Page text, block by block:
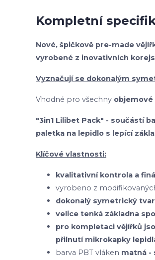
Kompletní
Nové, špičkově pre-made
vyrobené z inovativních
Vyznačují se dokonalým
Vhodné pro všechny objemové
"3in1 Lilibet Pack" - součástí
paletka na lepidlo s lepící
Klíčové vlastnosti:
kvalitativní kontrola a
vyrobeno z
dokonalý symetrický
velice tenká základna
pro kompletaci vějířků
přilnutí mikrokapky
barva PBT vláken matná -